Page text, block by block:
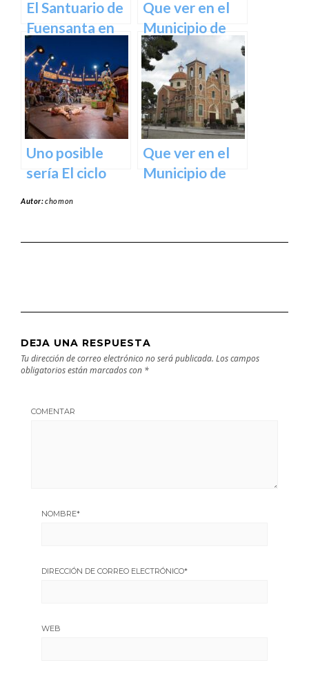
El Santuario de
Fuensanta en
Murcia: Un
Lugar de
Devoción y
Belleza Natural
Que ver en el
Municipio de
Abanilla en
Murcia en
Murcia
Uno posible
sería El ciclo
Que ver en el
Municipio de
Autor:chomon
DEJA UNA RESPUESTA
Tu dirección de correo electrónico no será publicada. Los campos
obligatorios están marcados con *
COMENTAR
NOMBRE*
DIRECCIÓN DE CORREO ELECTRÓNICO*
WEB